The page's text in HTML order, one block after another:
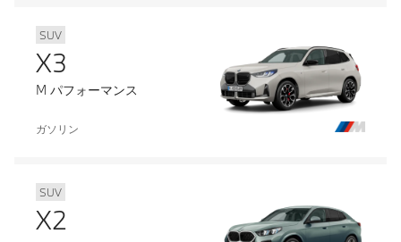
SUV
X3
M パフォーマンス
ガソリン
SUV
X2